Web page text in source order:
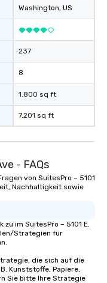
Washington, US
237
8
1.800 sq ft
7.201 sq ft
- FAQs
von SuitesPro – 5101
Nachhaltigkeit sowie
im SuitesPro – 5101 E.
Strategien für
die sich auf die
Kunststoffe, Papiere,
Sie bitte Ihre Strategie